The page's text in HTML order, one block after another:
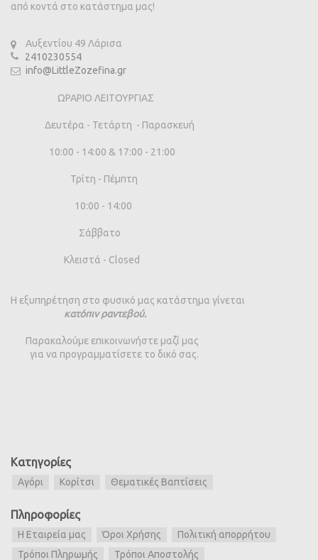
από κοντά στο κατάστημα μας!
Αυξεντίου 49 Λάρισα
2410230554
info@LittleZozefina.gr
ΩΡΑΡΙΟ ΛΕΙΤΟΥΡΓΙΑΣ
Δευτέρα - Τετάρτη - Παρασκευή
10:00 - 14:00 & 17:00 - 21:00
Τρίτη - Πέμπτη
10:00 - 14:00
Σάββατο
Κλειστά - Closed
Η εξυπηρέτηση στο φυσικό μας κατάστημα γίνεται
κατόπιν ραντεβού.
Παρακαλούμε επικοινωνήστε μαζί μας
για να προγραμματίσετε το δικό σας.
Κατηγορίες
Αγόρι Κορίτσι Θεματικές Βαπτίσεις
Πληροφορίες
Η Εταιρεία μας Όροι Χρήσης
Πολιτική απορρήτου
Τρόποι Πληρωμής
Τρόποι Αποστολής